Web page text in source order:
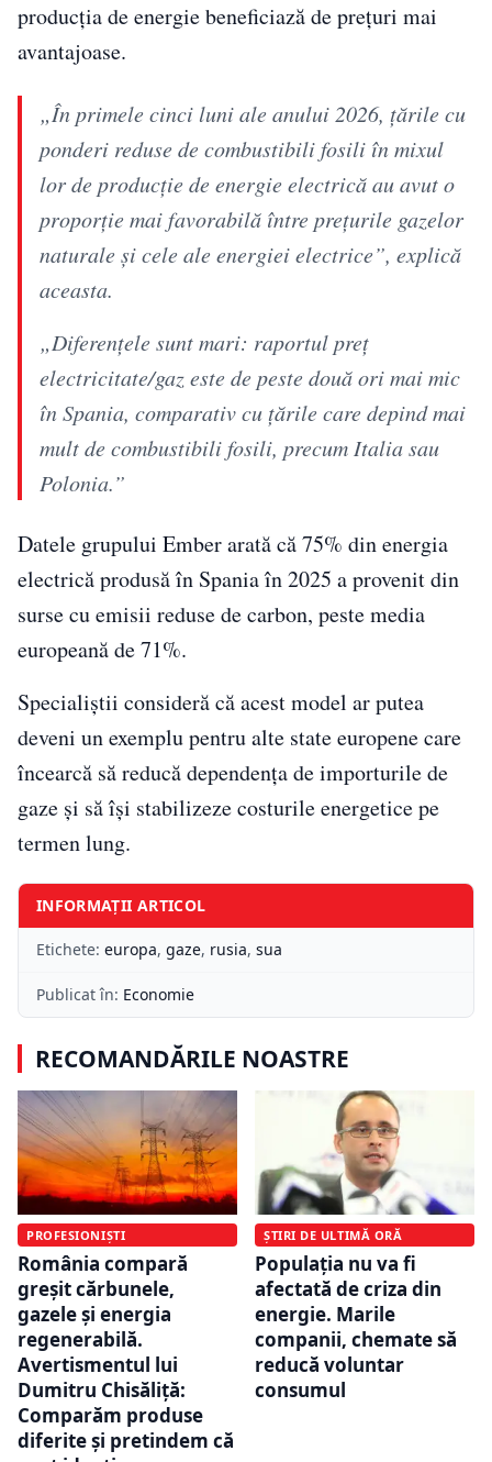
producția de energie beneficiază de prețuri mai
avantajoase.
„În primele cinci luni ale anului 2026, țările cu
ponderi reduse de combustibili fosili în mixul
lor de producție de energie electrică au avut o
proporție mai favorabilă între prețurile gazelor
naturale și cele ale energiei electrice”, explică
aceasta.
„Diferențele sunt mari: raportul preț
electricitate/gaz este de peste două ori mai mic
în Spania, comparativ cu țările care depind mai
mult de combustibili fosili, precum Italia sau
Polonia.”
Datele grupului Ember arată că 75% din energia
electrică produsă în Spania în 2025 a provenit din
surse cu emisii reduse de carbon, peste media
europeană de 71%.
Specialiștii consideră că acest model ar putea
deveni un exemplu pentru alte state europene care
încearcă să reducă dependența de importurile de
gaze și să își stabilizeze costurile energetice pe
termen lung.
INFORMAȚII ARTICOL
Etichete: europa, gaze, rusia, sua
Publicat în: Economie
RECOMANDĂRILE NOASTRE
PROFESIONIȘTI
România compară
greșit cărbunele,
gazele și energia
regenerabilă.
Avertismentul lui
Dumitru Chisăliță:
Comparăm produse
diferite și pretindem că
ȘTIRI DE ULTIMĂ ORĂ
Populația nu va fi
afectată de criza din
energie. Marile
companii, chemate să
reducă voluntar
consumul